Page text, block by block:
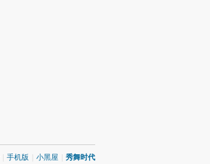
手机版 小黑屋 秀舞时代